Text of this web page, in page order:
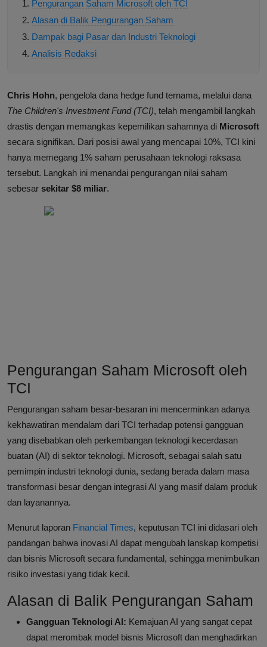
Pengurangan Saham Microsoft oleh TCI
Alasan di Balik Pengurangan Saham
Dampak bagi Pasar dan Industri Teknologi
Analisis Redaksi
Chris Hohn, pengelola dana hedge fund ternama, melalui dana
The Children's Investment Fund (TCI), telah mengambil langkah
drastis dengan memangkas kepemilikan sahamnya di Microsoft
secara signifikan. Dari posisi awal yang mencapai 10%, TCI kini
hanya memegang 1% saham perusahaan teknologi raksasa
tersebut. Langkah ini menandai pengurangan nilai saham
sebesar sekitar $8 miliar.
Pengurangan Saham Microsoft oleh
TCI
Pengurangan saham besar-besaran ini mencerminkan adanya
kekhawatiran mendalam dari TCI terhadap potensi gangguan
yang disebabkan oleh perkembangan teknologi kecerdasan
buatan (AI) di sektor teknologi. Microsoft, sebagai salah satu
pemimpin industri teknologi dunia, sedang berada dalam masa
transformasi besar dengan integrasi AI yang masif dalam produk
dan layanannya.
Menurut laporan Financial Times, keputusan TCI ini didasari oleh
pandangan bahwa inovasi AI dapat mengubah lanskap kompetisi
dan bisnis Microsoft secara fundamental, sehingga menimbulkan
risiko investasi yang tidak kecil.
Alasan di Balik Pengurangan Saham
Gangguan Teknologi AI: Kemajuan AI yang sangat cepat
dapat merombak model bisnis Microsoft dan menghadirkan